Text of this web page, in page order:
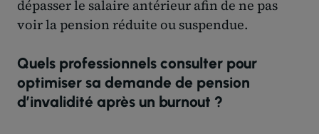
dépasser le salaire antérieur afin de ne pas
voir la pension réduite ou suspendue.
Quels professionnels consulter pour
optimiser sa demande de pension
d’invalidité après un burnout ?